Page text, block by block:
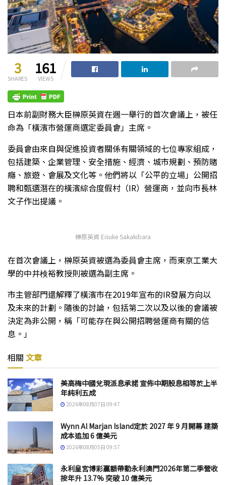
3
SHARES
161
VIEWS
日本前副財務大臣榊原英資在週一舉行的首次會議上，被任
命為「橫濱市營運商選定委員會」主席。
委員會由來自與促進投資者關係有關領域的七位專家組成，
包括建築、企業管理、安全措施、經濟、城市規劃、預防賭
癮、旅遊、會展及文化等。他們將以「公平的立場」公開招
聘和甄選潛在的橫濱綜合度假村（IR）營運商，並向市長林
文子作出提議。
榊原英資 Eisuke Sakakibara
在首次會議上，榊原英資被選為委員會主席，而東京工業大
學的中井検裕教授則被選為副主席。
市主管部門還解釋了橫濱市在2019年宣布的IR發展方向以
及未來的計劃。隨後的討論，包括第二次以及以後的會議被
決定為非公開，稱「可能存在與公開招聘營運商有關的信
息。」
相關 文章
美高梅中國兌現派息承諾 宣佈中期股息相等於上半
年純利五成
2026年08月07日 09:47
Wynn Al Marjan Island定於 2027 年 9 月開幕 建築
成本追加 6 億美元
2026年08月05日 09:57
永利皇宮博彩贏額帶動永利澳門2026年第二季營收
按年升 13.7% 突破 10 億美元